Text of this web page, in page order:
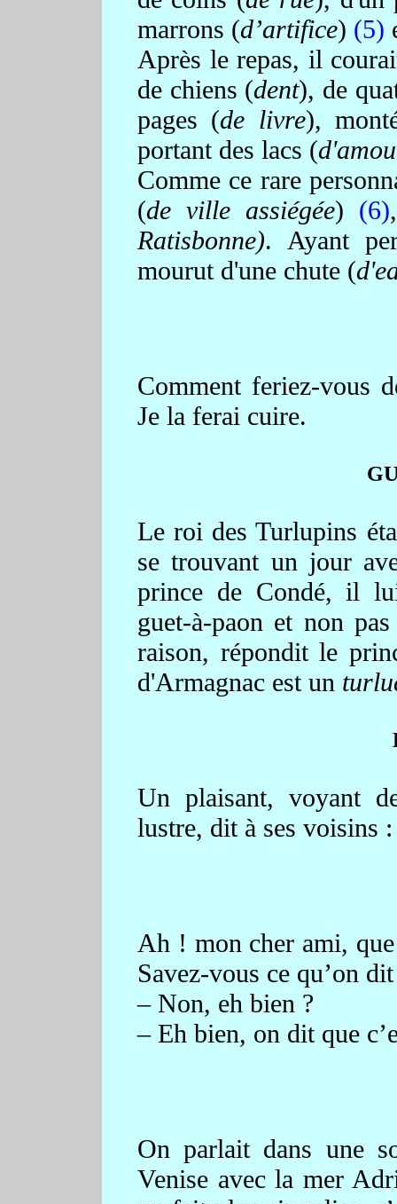
marrons (d’artifice) (5)
Après le repas, il
de chiens (dent), de
pages (de livre),
portant des lacs (
Comme ce rare
(de ville assiégée) (6)
Ratisbonne). Ayant
mourut d'une chute (
Comment feriez-vous
Je la ferai cuire.
Le roi des Turlupins
se trouvant un jour
prince de Condé, il
guet-à-paon et non
raison, répondit le
d'Armagnac est un
Un plaisant, voyant
lustre, dit à ses voisins
Ah ! mon cher ami,
Savez-vous ce qu’on
– Non, eh bien ?
– Eh bien, on dit que
On parlait dans une
Venise avec la mer